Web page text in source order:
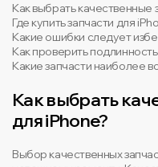
Как выбрать качественные
Где купить запчасти для
Какие ошибки следует
Как проверить
Какие запчасти наиболее
Как выбрать
для iPhone?
Выбор качественных